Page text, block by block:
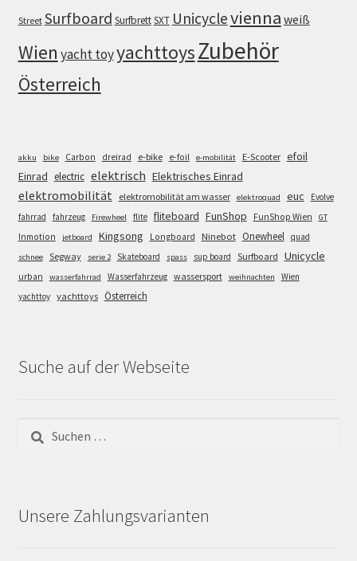
Street Surfboard SurfbrettSXT Unicyclevienna weiß
Wien yacht toyyachttoysZubehör
Österreich
akku bike Carbon dreirad e-bike e-foil e-mobilität E-Scooter efoil
Einrad electric elektrisch Elektrisches Einrad
elektromobilität elektromobilität am wasser elektroquad euc
Evolve
fahrrad
fahrzeug Firewheel flite fliteboard FunShop FunShop Wien GT
Inmotion jetboard Kingsong Longboard Ninebot Onewheel quad
schnee Segway serie 2 Skateboard spass sup board Surfboard Unicycle
urban wasserfahrrad Wasserfahrzeug wassersport weihnachten
Wien
yachttoy yachttoys Österreich
Suche auf der Webseite
nach:
Unsere Zahlungsvarianten